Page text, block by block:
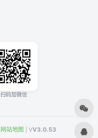
扫码加微信
网站地图 | VV3.0.53